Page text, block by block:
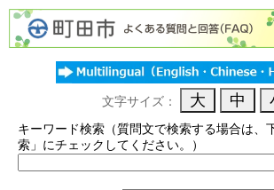
文字サイズ：
キーワード検索（質問文で検索する場合は、
索」にチェックしてください。）